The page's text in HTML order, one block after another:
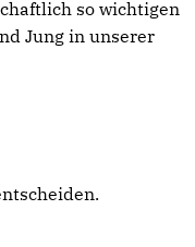
so wichtigen
Jung in unserer